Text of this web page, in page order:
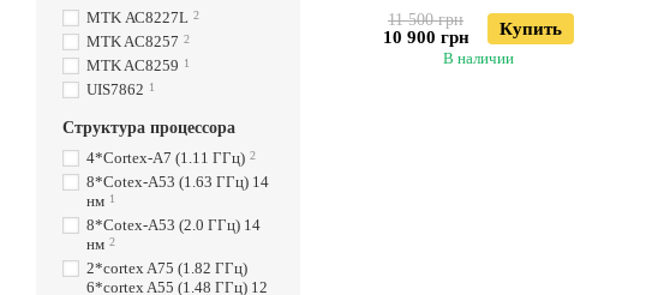
ТС10-8octaTop-4G-DSP-CarPlay
11 500 грн
10 900 грн Купить
В наличии
МТK АС8227L 2
MTK AC8257 2
MTK AC8259 1
UIS7862 1
Структура процессора
4*Cortex-A7 (1.11 ГГц) 2
8*Cotex-A53 (1.63 ГГц) 14
нм 1
8*Cotex-A53 (2.0 ГГц) 14
нм 2
2*cortex A75 (1.82 ГГц)
6*cortex A55 (1.48 ГГц) 12